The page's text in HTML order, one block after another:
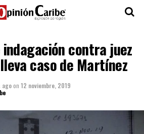
contra juez
caso de Martínez
agoon 12 noviembre, 2019